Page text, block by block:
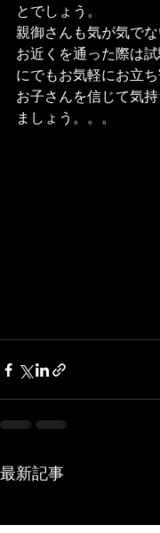
とでしょう。
親御さんも気が気でな
お近くを通った際は
にでもお気軽にお立ち
お子さんを信じて気
ましょう。。。
最新記事